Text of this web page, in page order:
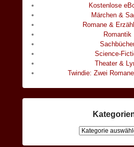
Kostenlose
Märchen &
Romane &
Romantik
Science-
Theater &
Twindie: Zwei
Kategorien